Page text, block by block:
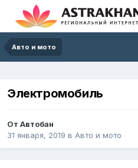
Авто и мото
Электромобиль
От Автобан
31 января, 2019 в Авто и мото